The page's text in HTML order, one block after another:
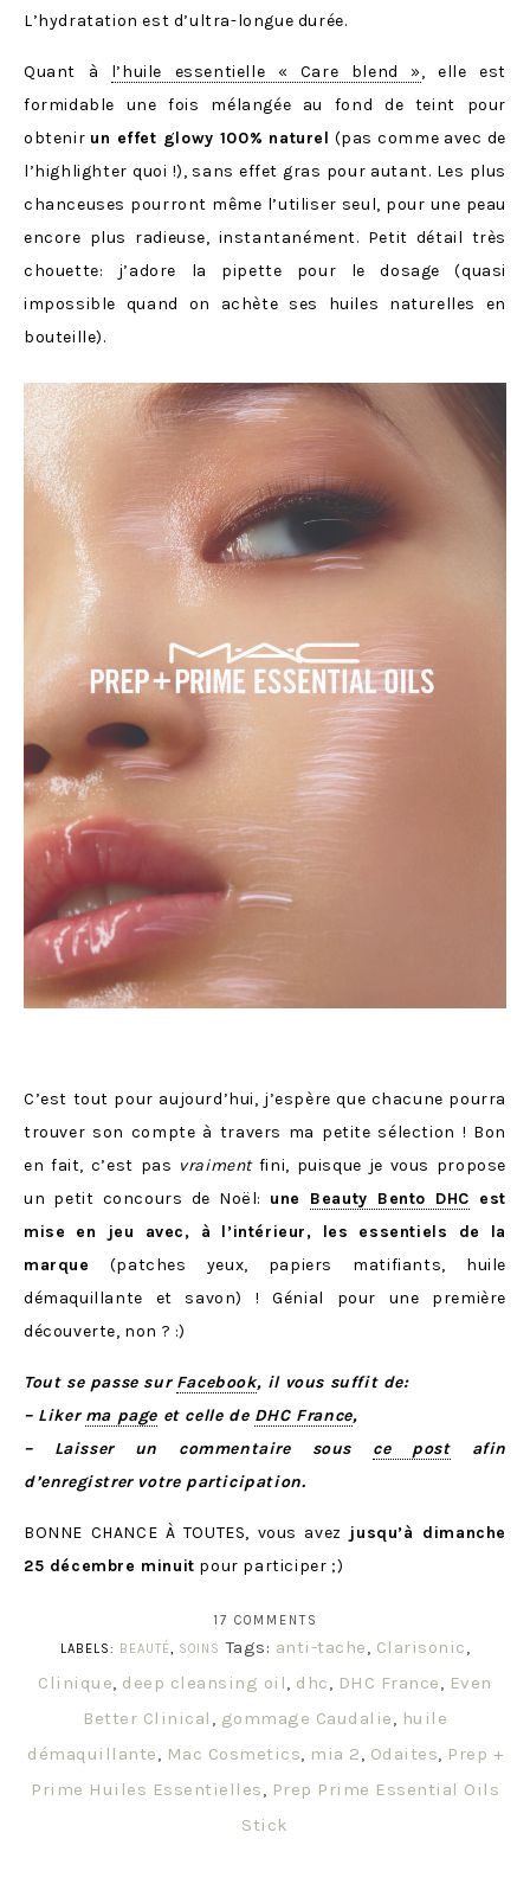
L’hydratation est d’ultra-longue durée.
Quant à l’huile essentielle « Care blend », elle est
formidable une fois mélangée au fond de teint pour
obtenir un effet glowy 100% naturel (pas comme avec de
l’highlighter quoi !), sans effet gras pour autant. Les plus
chanceuses pourront même l’utiliser seul, pour une peau
encore plus radieuse, instantanément. Petit détail très
chouette: j’adore la pipette pour le dosage (quasi
impossible quand on achète ses huiles naturelles en
bouteille).
C’est tout pour aujourd’hui, j’espère que chacune pourra
trouver son compte à travers ma petite sélection ! Bon
en fait, c’est pas vraimentfini, puisque je vous propose
un petit concours de Noël: une Beauty Bento DHC est
mise en jeu avec, à l’intérieur, les essentiels de la
marque (patches yeux, papiers matifiants, huile
démaquillante et savon) ! Génial pour une première
découverte, non ? :)
Tout se passe sur Facebook, il vous suffit de:
– Liker ma page et celle de DHC France,
– Laisser un commentaire sous ce postafin
d’enregistrer votre participation.
BONNE CHANCE À TOUTES, vous avez jusqu’à dimanche
25 décembre minuit pour participer ;)
17 COMMENTS
LABELS: BEAUTÉ, SOINS Tags: anti-tache, Clarisonic,
Clinique, deep cleansing oil, dhc, DHC France, Even
Better Clinical , gommage Caudalie, huile
démaquillante, Mac Cosmetics, mia 2, Odaites, Prep +
Prime Huiles Essentielles, Prep Prime Essential Oils
Stick